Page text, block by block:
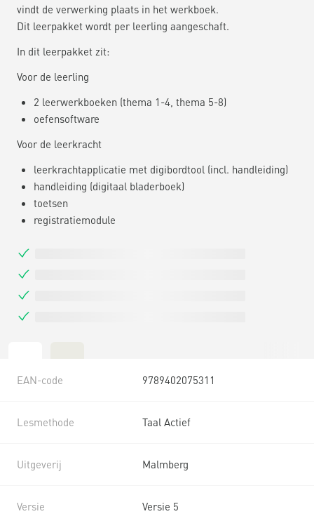
vindt de verwerking plaats in het werkboek.
Dit leerpakket wordt per leerling aangeschaft.
In dit leerpakket zit:
Voor de leerling
2 leerwerkboeken (thema 1-4, thema 5-8)
oefensoftware
Voor de leerkracht
leerkrachtapplicatie met digibordtool (incl. handleiding)
handleiding (digitaal bladerboek)
toetsen
registratiemodule
EAN-code 9789402075311
Lesmethode Taal Actief
Uitgeverij Malmberg
Versie Versie 5